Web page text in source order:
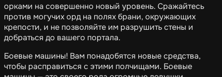
орками на совершенно новый уровень. Сражайтесь
против могучих орд на полях брани, окружающих
крепости, и не позволяйте им разрушить стены и
добраться до вашего портала.
Боевые машины! Вам понадобятся новые средства,
чтобы расправиться с этими полчищами. Боевые